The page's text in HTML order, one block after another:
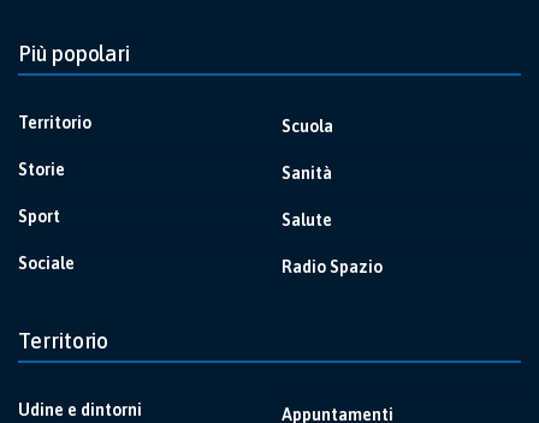
Più popolari
Territorio
Storie
Sport
Sociale
Scuola
Sanità
Salute
Radio Spazio
Territorio
Udine e dintorni Appuntamenti